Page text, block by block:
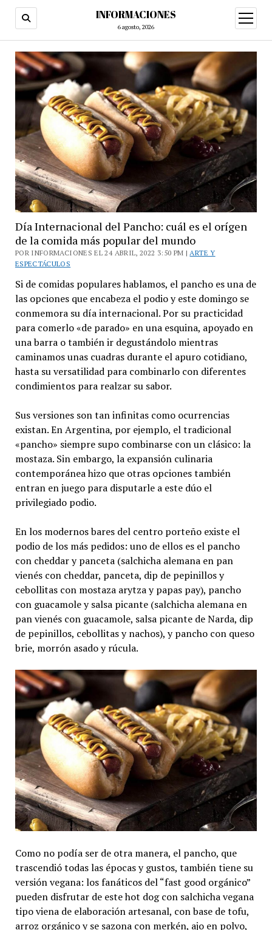
INFORMACIONES
6 agosto, 2026
abrir
menú
Día Internacional del Pancho: cuál es el orígen
de la comida más popular del mundo
POR INFORMACIONES EL 24 ABRIL, 2022 3:50 PM |ARTE Y
ESPECTÁCULOS
Si de comidas populares hablamos, el pancho es una de
las opciones que encabeza el podio y este domingo se
conmemora su día internacional. Por su practicidad
para comerlo «de parado» en una esquina, apoyado en
una barra o también ir degustándolo mientras
caminamos unas cuadras durante el apuro cotidiano,
hasta su versatilidad para combinarlo con diferentes
condimientos para realzar su sabor.
Sus versiones son tan infinitas como ocurrencias
existan. En Argentina, por ejemplo, el tradicional
«pancho» siempre supo combinarse con un clásico: la
mostaza. Sin embargo, la expansión culinaria
contemporánea hizo que otras opciones también
entran en juego para disputarle a este dúo el
privilegiado podio.
En los modernos bares del centro porteño existe el
podio de los más pedidos: uno de ellos es el pancho
con cheddar y panceta (salchicha alemana en pan
vienés con cheddar, panceta, dip de pepinillos y
cebollitas con mostaza arytza y papas pay), pancho
con guacamole y salsa picante (salchicha alemana en
pan vienés con guacamole, salsa picante de Narda, dip
de pepinillos, cebollitas y nachos), y pancho con queso
brie, morrón asado y rúcula.
Como no podía ser de otra manera, el pancho, que
trascendió todas las épocas y gustos, también tiene su
versión vegana: los fanáticos del “fast good orgánico”
pueden disfrutar de este hot dog con salchicha vegana
tipo viena de elaboración artesanal, con base de tofu,
arroz orgánico y se sazona con merkén, ajo en polvo,